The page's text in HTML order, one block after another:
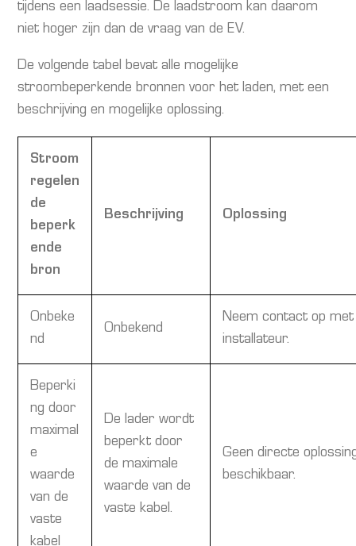
tijdens een laadsessie. De laadstroom kan daarom
niet hoger zijn dan de vraag van de EV.
De volgende tabel bevat alle mogelijke
stroombeperkende bronnen voor het laden, met een
beschrijving en mogelijke oplossing.
Stroom
regelen
de
beperk
ende
bron
Beschrijving Oplossing
Onbeke
nd
Onbekend
Neem contact op met
installateur.
Beperki
ng door
maximal
e
waarde
van de
vaste
kabel
De lader wordt
beperkt door
de maximale
waarde van de
vaste kabel.
Geen directe
beschikbaar.